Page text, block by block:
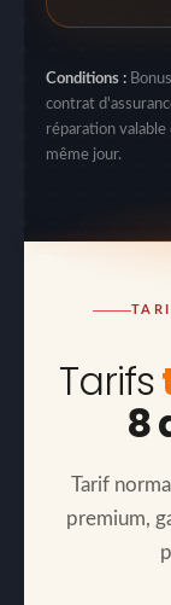
Conditions :
contrat
réparation valable
même jour.
Tarifs
8
Tarif
premium,